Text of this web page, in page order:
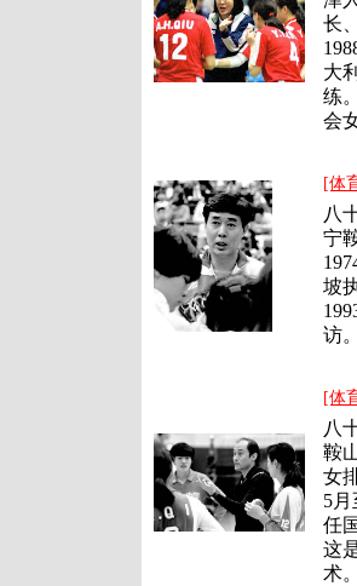
长
大
练
会
[体
八
宁
坡
访
[体
八
鞍
女
5
任
这